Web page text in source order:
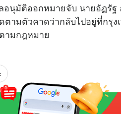
อนุมัติออกหมายจับ นายอัฏรัฐ
ามตัวคาดว่ากลับไปอยู่ที่กรุง
ามกฎหมาย